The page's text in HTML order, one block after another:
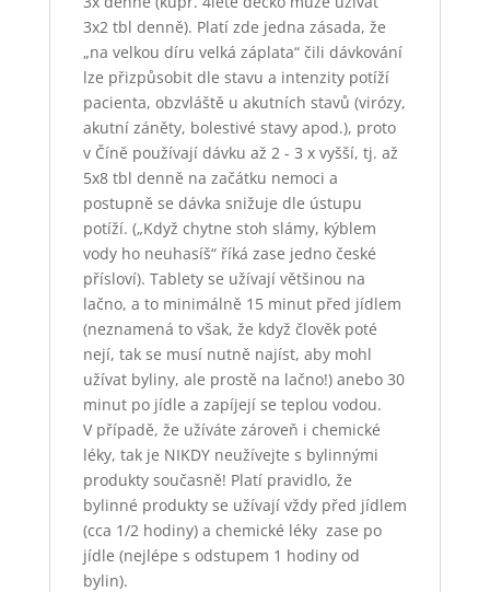
3x2 tbl denně). Platí zde jedna zásada, že
„na velkou díru velká záplata“ čili dávkování
lze přizpůsobit dle stavu a intenzity potíží
pacienta, obzvláště u akutních stavů (virózy,
akutní záněty, bolestivé stavy apod.), proto
v Číně používají dávku až 2 - 3 x vyšší, tj. až
5x8 tbl denně na začátku nemoci a
postupně se dávka snižuje dle ústupu
potíží. („Když chytne stoh slámy, kýblem
vody ho neuhasíš“ říká zase jedno české
přísloví). Tablety se užívají většinou na
lačno, a to minimálně 15 minut před jídlem
(neznamená to však, že když člověk poté
nejí, tak se musí nutně najíst, aby mohl
užívat byliny, ale prostě na lačno!) anebo 30
minut po jídle a zapíjejí se teplou vodou.
V případě, že užíváte zároveň i chemické
léky, tak je NIKDY neužívejte s bylinnými
produkty současně! Platí pravidlo, že
bylinné produkty se užívají vždy před jídlem
(cca 1/2 hodiny) a chemické léky zase po
jídle (nejlépe s odstupem 1 hodiny od
bylin).